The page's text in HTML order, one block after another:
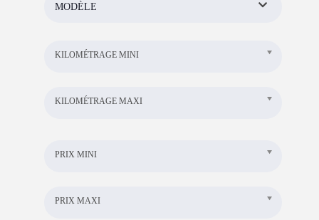
MODÈLE
KILOMÉTRAGE MINI
KILOMÉTRAGE MAXI
PRIX MINI
PRIX MAXI